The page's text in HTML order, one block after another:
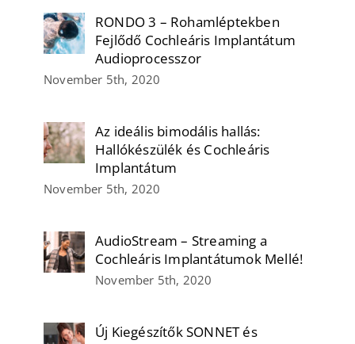
RONDO 3 – Rohamléptekben
Fejlődő Cochleáris Implantátum
Audioprocesszor
November 5th, 2020
Az ideális bimodális hallás:
Hallókészülék és Cochleáris
Implantátum
November 5th, 2020
AudioStream – Streaming a
Cochleáris Implantátumok Mellé!
November 5th, 2020
Új Kiegészítők SONNET és